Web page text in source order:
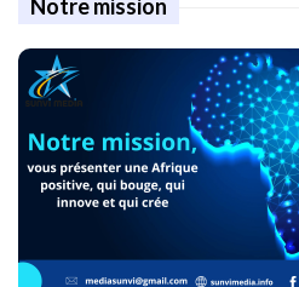
Notre mission